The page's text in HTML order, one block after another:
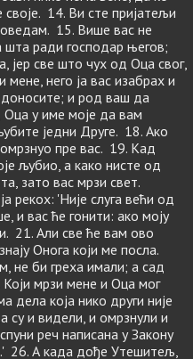
14. Ви сте пријатељи
15. Више вас не
шта ради господар његов;
јер све што чух од Оца свог,
него ја вас изабрах и
и род ваш да
у име моје да вам
једни Друге. 18. Ако
пре вас. 19. Кад
љубио, а како нисте од
зато вас мрзи свет.
рекох: 'Није слуга већи од
и вас ће гонити: ако моју
21. Али све ће вам ово
Онога који ме посла.
не би греха имали; а сад
Који мрзи мене и Оца мог
која нико други није
су и видели, и омрзнули и
реч написана у Закону
26. А када дође Утешитељ,